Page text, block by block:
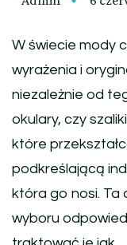
W świecie mody
wyrażenia i
niezależnie od
okulary, czy
które
podkreślającą
która go nosi. Ta
wyboru